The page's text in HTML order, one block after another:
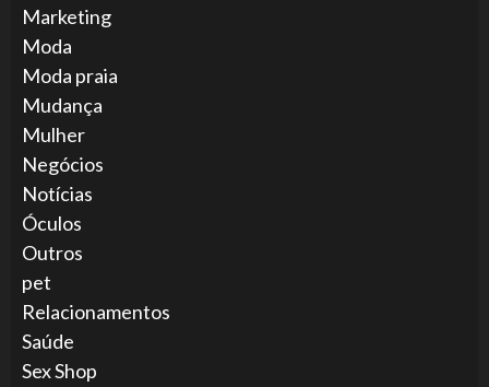
Marketing
Moda
Moda praia
Mudança
Mulher
Negócios
Notícias
Óculos
Outros
pet
Relacionamentos
Saúde
Sex Shop